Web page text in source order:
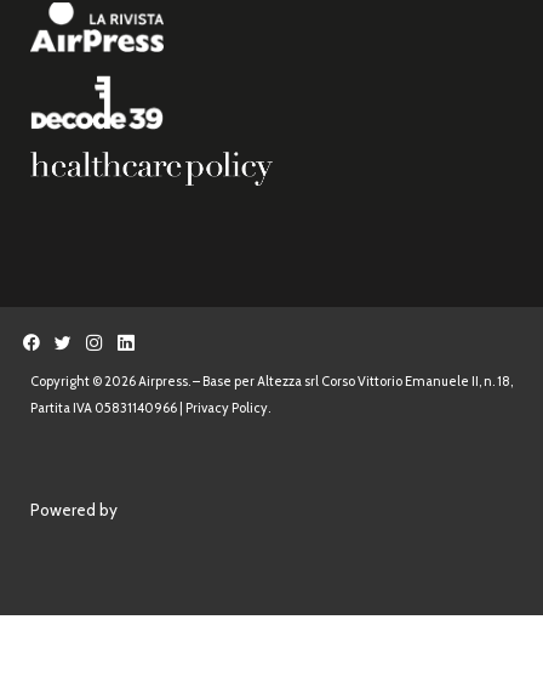
Copyright © 2026 Airpress. – Base per Altezza srl Corso Vittorio Emanuele II, n. 18,
Partita IVA 05831140966 | Privacy Policy.
Powered by